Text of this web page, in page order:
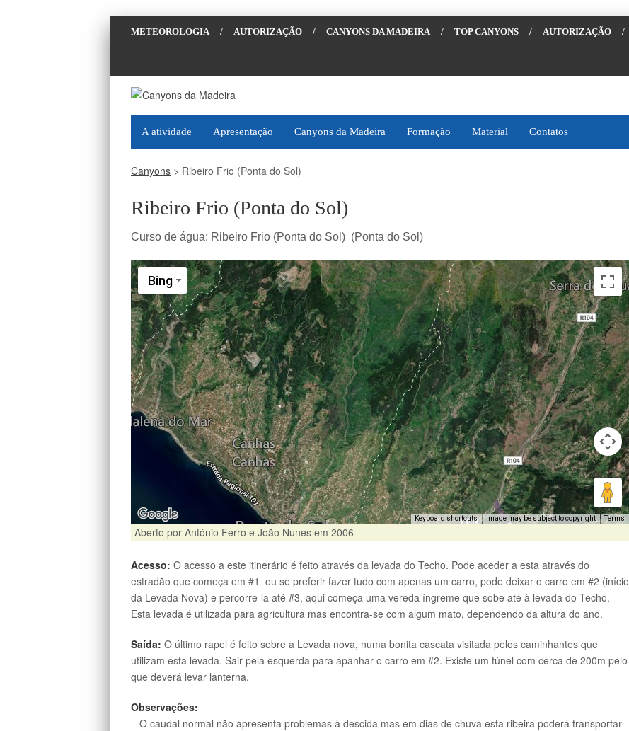
METEOROLOGIA / AUTORIZAÇÃO / CANYONS DA MADEIRA / TOP CANYONS / AUTORIZAÇÃO /
A atividade Apresentação Canyons da Madeira Formação Material Contatos
Canyons > Ribeiro Frio (Ponta do Sol)
Ribeiro Frio (Ponta do Sol)
Curso de água: Ribeiro Frio (Ponta do Sol) (Ponta do Sol)
Bing
Keyboard shortcuts Image may be subject to copyright Terms
Aberto por António Ferro e João Nunes em 2006
Acesso: O acesso a este itinerário é feito através da levada do Techo. Pode aceder a esta através do
estradão que começa em #1 ou se preferir fazer tudo com apenas um carro, pode deixar o carro em #2 (início
da Levada Nova) e percorre-la até #3, aqui começa uma vereda íngreme que sobe até à levada do Techo.
Esta levada é utilizada para agricultura mas encontra-se com algum mato, dependendo da altura do ano.
Saída: O último rapel é feito sobre a Levada nova, numa bonita cascata visitada pelos caminhantes que
utilizam esta levada. Sair pela esquerda para apanhar o carro em #2. Existe um túnel com cerca de 200m pelo
que deverá levar lanterna.
Observações:
– O caudal normal não apresenta problemas à descida mas em dias de chuva esta ribeira poderá transportar